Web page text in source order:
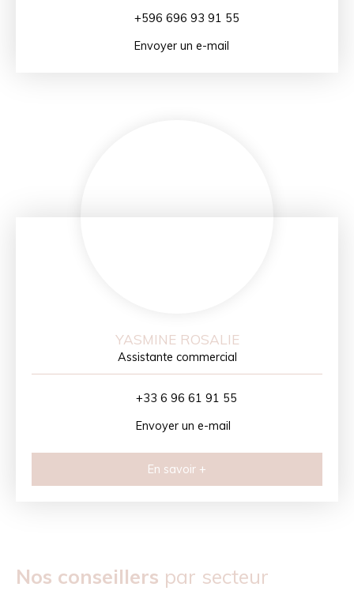
+596 696 93 91 55
Envoyer un e-mail
YASMINE ROSALIE
Assistante commercial
+33 6 96 61 91 55
Envoyer un e-mail
En savoir +
Nos conseillers par secteur